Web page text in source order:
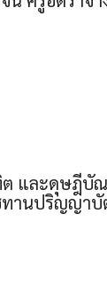
และดุษฎีบั
ทานปริญญาบั